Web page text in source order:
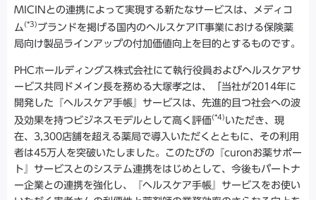
MICINとの連携によって実現する新たなサービスは、メディコ
ム (*3) ブランドを掲げる国内のヘルスケアIT事業における保険薬
局向け製品ラインアップの付加価値向上を目的とするものです。
PHCホールディングス株式会社にて執行役員およびヘルスケアサ
ービス共同ドメイン長を務める大塚孝之は、「当社が2014年に
開発した『ヘルスケア手帳』サービスは、先進的且つ社会への波
及効果を持つビジネスモデルとして高く評価(*4) いただき、現
在、3,300店舗を超える薬局で導入いただくとともに、その利用
者は45万人を突破いたしました。このたびの『curonお薬サポー
ト』サービスとのシステム連携をはじめとして、今後もパートナ
ー企業との連携を強化し、『ヘルスケア手帳』サービスをお使い